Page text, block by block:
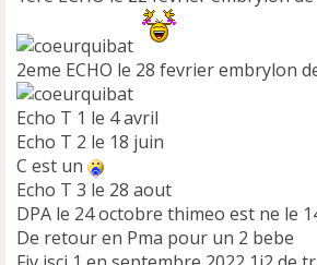
2eme ECHO le 28 fevrier embrylon
Echo T 1 le 4 avril
Echo T 2 le 18 juin
C est un
Echo T 3 le 28 aout
DPA le 24 octobre thimeo est ne le
De retour en Pma pour un 2 bebe